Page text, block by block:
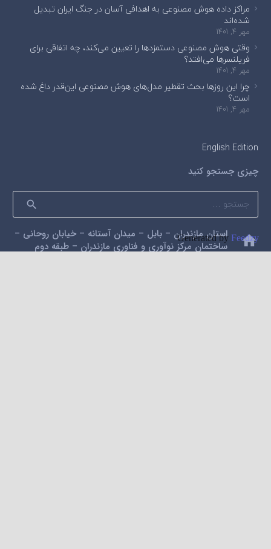
مراکز داده هوش مصنوعی به اهدافی آسان در جنگ ایران تبدیل
شده‌اند
مهر 4, 1401
وقتی هوش مصنوعی دستمزدها را تعیین می‌کند، چه اتفاقی برای
فریلنسرها می‌افتد؟
مهر 4, 1401
چرا این روزها بحث تقطیر مدل‌های هوش مصنوعی این‌قدر داغ شده
است؟
مهر 4, 1401
English Edition
چیزی جستجو کنید
جستجو
برای:
home
استان مازندران – بابل – میدان آستانه – خیابان روحانی –
ساختمان مرکز نوآوری و فناوری مازندران – طبقه دوم
Generated by Feedzy